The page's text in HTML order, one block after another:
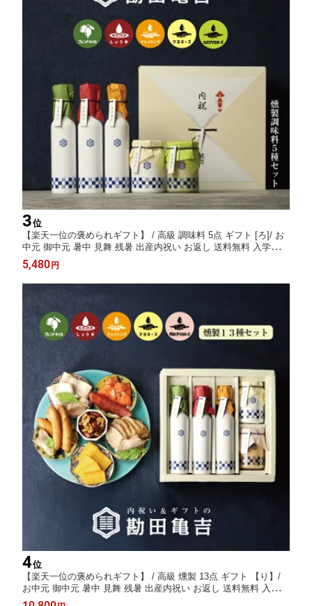
3位
【楽天一位の褒められギフト】 / 高級 調味料 5点 ギフト [ろ]/ お
中元 御中元 暑中 見舞 残暑 出産内祝い お返し 送料無料 入学内祝
い 内祝い 出産祝い 結婚内祝い 結婚祝い 出産 結婚 新築内祝い 新
築祝い お礼 5000円 ギフトセット おしゃれ 高級感 人気
5,480 円
4位
【楽天一位の褒められギフト】 / 高級 燻製 13点 ギフト 【り】/
お中元 御中元 暑中 見舞 残暑 出産内祝い お返し 送料無料 入学内
祝い 内祝い 出産祝い 結婚内祝い 結婚祝い 出産 結婚 新築内祝い